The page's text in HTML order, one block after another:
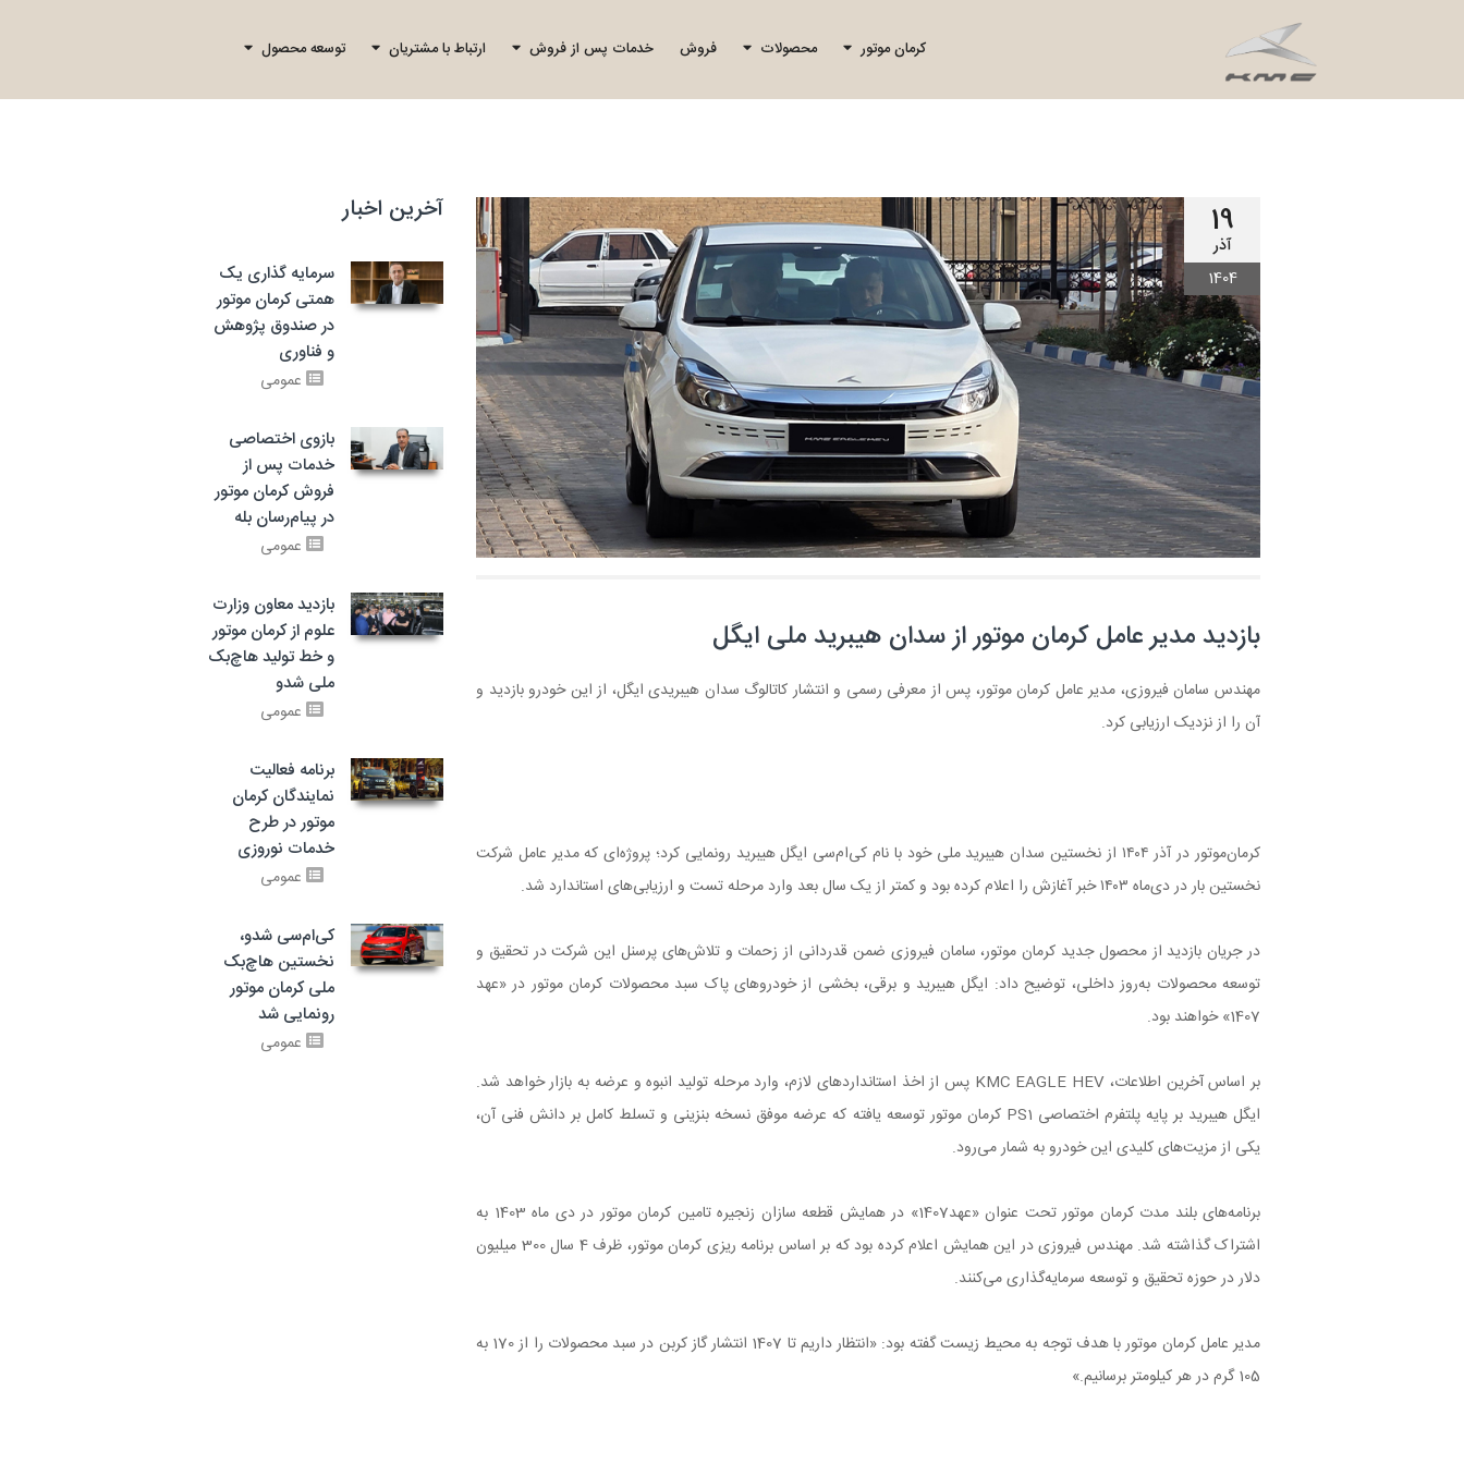
کرمان موتور محصولات فروش خدمات پس از فروش ارتباط با مشتریان توسعه محصول
19
آذر
1404
بازدید مدیر عامل کرمان موتور از سدان هیبرید ملی ایگل
مهندس سامان فیروزی، مدیر عامل کرمان‌ موتور، پس از معرفی رسمی و انتشار کاتالوگ سدان هیبریدی ایگل، از این خودرو بازدید و
آن را از نزدیک ارزیابی کرد.
کرمان‌موتور در آذر ۱۴۰۴ از نخستین سدان هیبرید ملی خود با نام کی‌ام‌سی ایگل هیبرید رونمایی کرد؛ پروژه‌ای که مدیر عامل شرکت
نخستین ‌بار در دی‌ماه ۱۴۰۳ خبر آغازش را اعلام کرده بود و کمتر از یک سال بعد وارد مرحله‌ تست و ارزیابی‌های استاندارد شد.
در جریان بازدید از محصول جدید کرمان موتور، سامان فیروزی ضمن قدردانی از زحمات و تلاش‌های پرسنل این شرکت در تحقیق و
توسعه محصولات به‌روز داخلی، توضیح داد: ایگل هیبرید و برقی، بخشی از خودروهای پاک سبد محصولات کرمان موتور در «عهد
1407» خواهند بود.
بر اساس آخرین اطلاعات، KMC EAGLE HEV پس از اخذ استانداردهای لازم، وارد مرحله تولید انبوه و عرضه به بازار خواهد شد.
ایگل هیبرید بر پایه پلتفرم اختصاصی PS1 کرمان موتور توسعه یافته که عرضه موفق نسخه بنزینی و تسلط کامل بر دانش فنی آن،
یکی از مزیت‌های کلیدی این خودرو به شمار می‌رود.
برنامه‌های بلند مدت کرمان موتور تحت عنوان «عهد1407» در همایش قطعه سازان زنجیره تامین کرمان موتور در دی ماه 1403 به
اشتراک گذاشته شد. مهندس فیروزی در این همایش اعلام کرده بود که بر اساس برنامه ریزی کرمان موتور، ظرف 4 سال 300 میلیون
دلار در حوزه تحقیق و توسعه سرمایه‌گذاری می‌کنند.
مدیر عامل کرمان موتور با هدف توجه به محیط زیست گفته بود: «انتظار داریم تا 1407 انتشار گاز کربن در سبد محصولات را از 170 به
105 گرم در هر کیلومتر برسانیم.»
آخرین اخبار
سرمایه گذاری یک
همتی کرمان موتور
در صندوق پژوهش
و فناوری
عمومی
بازوی اختصاصی
خدمات پس از
فروش کرمان موتور
در پیام‌رسان بله
عمومی
بازدید معاون وزارت
علوم از کرمان موتور
و خط تولید هاچ‌بک
ملی شدو
عمومی
برنامه فعالیت
نمایندگان کرمان
موتور در طرح
خدمات نوروزی
عمومی
کی‌ام‌سی شدو،
نخستین هاچ‌بک
ملی کرمان موتور
رونمایی شد
عمومی